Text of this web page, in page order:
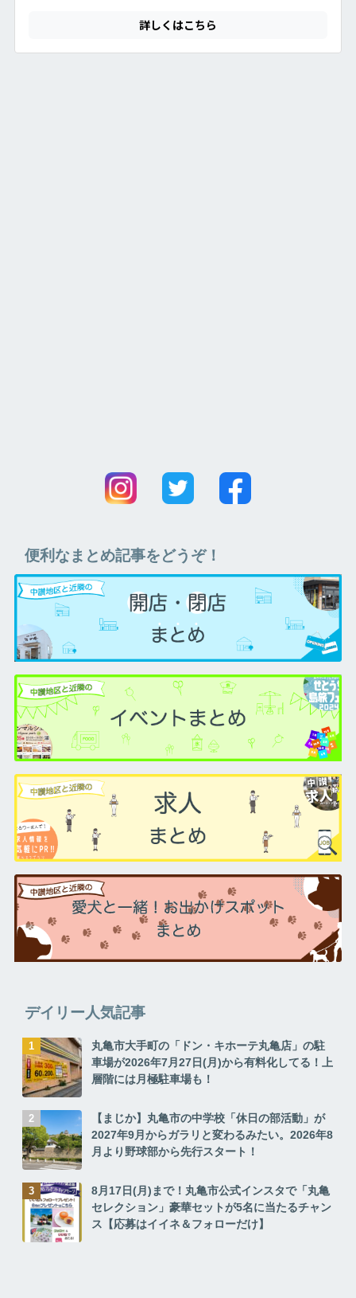
便利なまとめ記事をどうぞ！
デイリー人気記事
丸亀市大手町の「ドン・キホーテ丸亀店」の駐
車場が2026年7月27日(月)から有料化してる！上
層階には月極駐車場も！
【まじか】丸亀市の中学校「休日の部活動」が
2027年9月からガラリと変わるみたい。2026年8
月より野球部から先行スタート！
8月17日(月)まで！丸亀市公式インスタで「丸亀
セレクション」豪華セットが5名に当たるチャン
ス【応募はイイネ＆フォローだけ】